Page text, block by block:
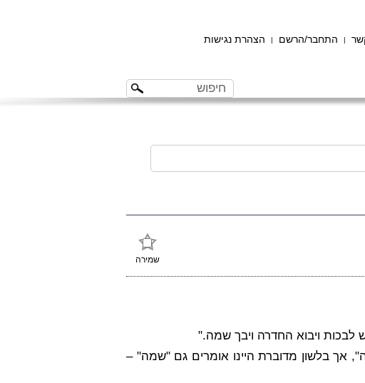
| התחבר/הרשם | הצהרת נגישות
שמירה
לבכות ויבוא החדרה ויבך שמה."
אך בלשון מדוברת היינו אומרים גם "שמה" –